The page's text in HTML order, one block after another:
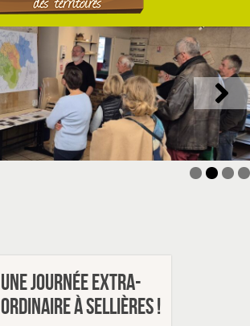
Une journée extra-
ordinaire à Sellières !